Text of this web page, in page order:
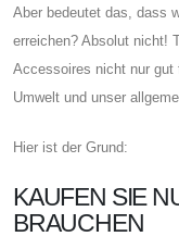
Aber bedeutet das, dass
erreichen? Absolut nicht!
Accessoires nicht nur gut
Umwelt und unser
Hier ist der Grund:
KAUFEN SIE
BRAUCHEN